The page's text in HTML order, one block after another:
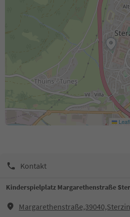
Kontakt
Kinderspielplatz Margarethenstraße